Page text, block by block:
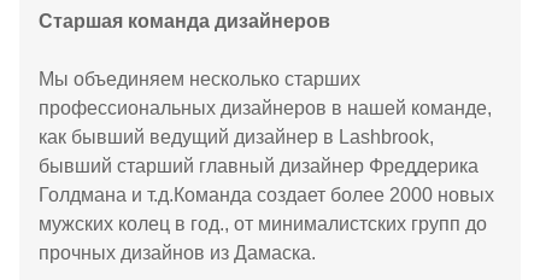
Старшая команда дизайнеров
Мы объединяем несколько старших
профессиональных дизайнеров в нашей команде,
как бывший ведущий дизайнер в Lashbrook,
бывший старший главный дизайнер Фреддерика
Голдмана и т.д.Команда создает более 2000 новых
мужских колец в год., от минималистских групп до
прочных дизайнов из Дамаска.